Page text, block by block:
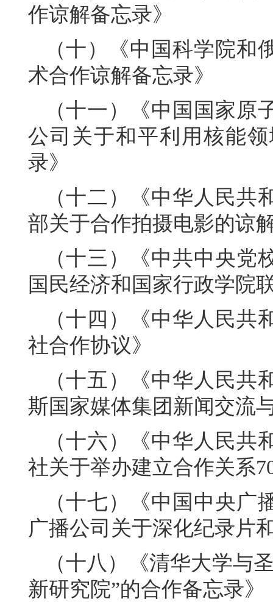
作谅解备忘录》
（十）《中国科学院
术合作谅解备忘录》
（十一）《中国国家
公司关于和平利用核能
录》
（十二）《中华人民
部关于合作拍摄电影的谅
（十三）《中共中央
国民经济和国家行政学院
（十四）《中华人民
社合作协议》
（十五）《中华人民
斯国家媒体集团新闻交流
（十六）《中华人民
社关于举办建立合作关系
（十七）《中国中央
广播公司关于深化纪录片
（十八）《清华大学与
新研究院”的合作备忘录》